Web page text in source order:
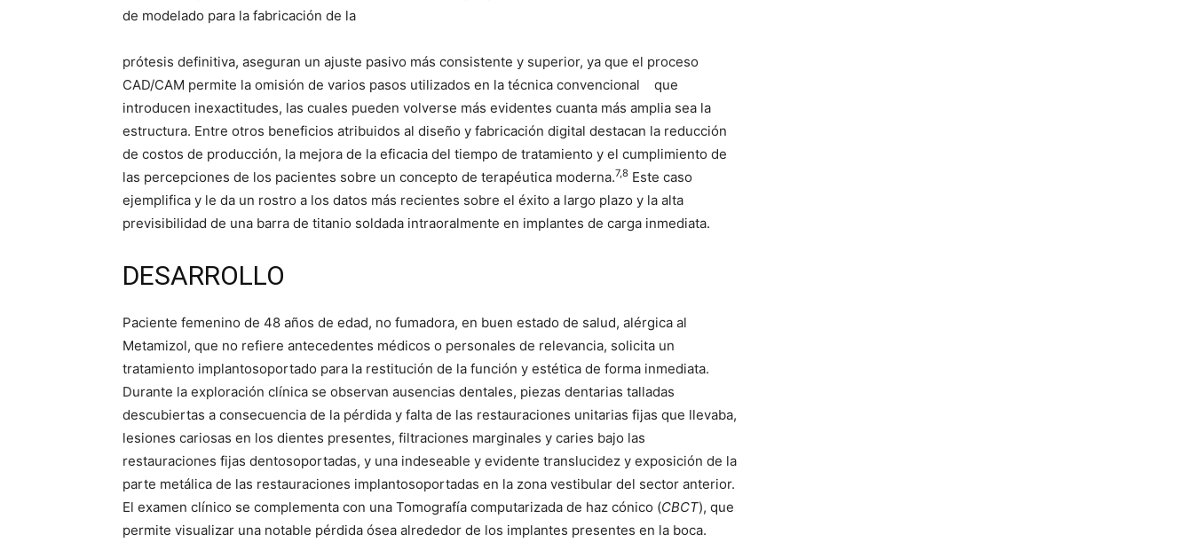
de modelado para la fabricación de la
prótesis definitiva, aseguran un ajuste pasivo más consistente y superior, ya que el proceso
CAD/CAM permite la omisión de varios pasos utilizados en la técnica convencional que
introducen inexactitudes, las cuales pueden volverse más evidentes cuanta más amplia sea la
estructura. Entre otros beneficios atribuidos al diseño y fabricación digital destacan la reducción
de costos de producción, la mejora de la eficacia del tiempo de tratamiento y el cumplimiento de
las percepciones de los pacientes sobre un concepto de terapéutica moderna.7,8 Este caso
ejemplifica y le da un rostro a los datos más recientes sobre el éxito a largo plazo y la alta
previsibilidad de una barra de titanio soldada intraoralmente en implantes de carga inmediata.
DESARROLLO
Paciente femenino de 48 años de edad, no fumadora, en buen estado de salud, alérgica al
Metamizol, que no refiere antecedentes médicos o personales de relevancia, solicita un
tratamiento implantosoportado para la restitución de la función y estética de forma inmediata.
Durante la exploración clínica se observan ausencias dentales, piezas dentarias talladas
descubiertas a consecuencia de la pérdida y falta de las restauraciones unitarias fijas que llevaba,
lesiones cariosas en los dientes presentes, filtraciones marginales y caries bajo las
restauraciones fijas dentosoportadas, y una indeseable y evidente translucidez y exposición de la
parte metálica de las restauraciones implantosoportadas en la zona vestibular del sector anterior.
El examen clínico se complementa con una Tomografía computarizada de haz cónico (CBCT), que
permite visualizar una notable pérdida ósea alrededor de los implantes presentes en la boca.